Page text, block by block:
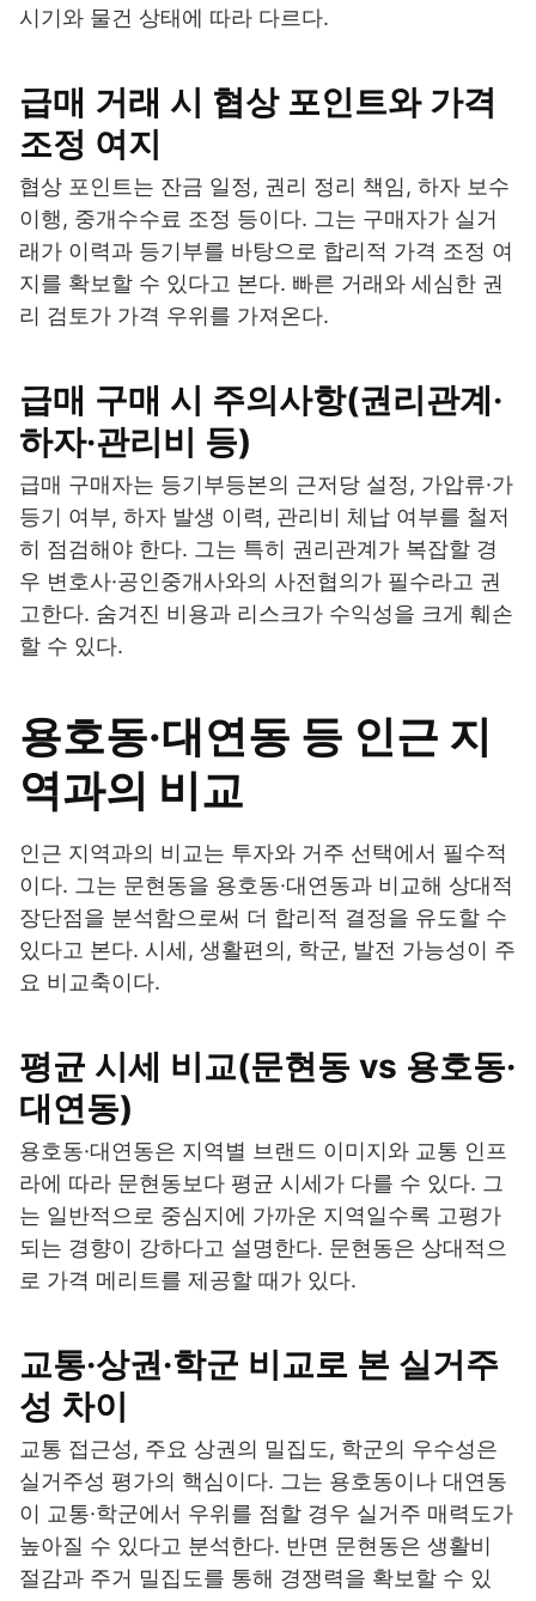
시기와 물건 상태에 따라 다르다.
급매 거래 시 협상 포인트와 가격
조정 여지
협상 포인트는 잔금 일정, 권리 정리 책임, 하자 보수
이행, 중개수수료 조정 등이다. 그는 구매자가 실거
래가 이력과 등기부를 바탕으로 합리적 가격 조정 여
지를 확보할 수 있다고 본다. 빠른 거래와 세심한 권
리 검토가 가격 우위를 가져온다.
급매 구매 시 주의사항(권리관계·
하자·관리비 등)
급매 구매자는 등기부등본의 근저당 설정, 가압류·가
등기 여부, 하자 발생 이력, 관리비 체납 여부를 철저
히 점검해야 한다. 그는 특히 권리관계가 복잡할 경
우 변호사·공인중개사와의 사전협의가 필수라고 권
고한다. 숨겨진 비용과 리스크가 수익성을 크게 훼손
할 수 있다.
용호동·대연동 등 인근 지
역과의 비교
인근 지역과의 비교는 투자와 거주 선택에서 필수적
이다. 그는 문현동을 용호동·대연동과 비교해 상대적
장단점을 분석함으로써 더 합리적 결정을 유도할 수
있다고 본다. 시세, 생활편의, 학군, 발전 가능성이 주
요 비교축이다.
평균 시세 비교(문현동 vs 용호동·
대연동)
용호동·대연동은 지역별 브랜드 이미지와 교통 인프
라에 따라 문현동보다 평균 시세가 다를 수 있다. 그
는 일반적으로 중심지에 가까운 지역일수록 고평가
되는 경향이 강하다고 설명한다. 문현동은 상대적으
로 가격 메리트를 제공할 때가 있다.
교통·상권·학군 비교로 본 실거주
성 차이
교통 접근성, 주요 상권의 밀집도, 학군의 우수성은
실거주성 평가의 핵심이다. 그는 용호동이나 대연동
이 교통·학군에서 우위를 점할 경우 실거주 매력도가
높아질 수 있다고 분석한다. 반면 문현동은 생활비
절감과 주거 밀집도를 통해 경쟁력을 확보할 수 있